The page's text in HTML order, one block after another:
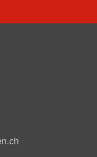
n ch